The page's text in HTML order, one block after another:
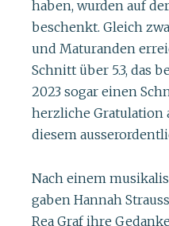
haben, wurden auf
beschenkt. Gleich
und Maturanden
Schnitt über 5.3, das
2023 sogar einen
herzliche Gratulation
diesem
Nach einem
gaben Hannah
Rea Graf ihre